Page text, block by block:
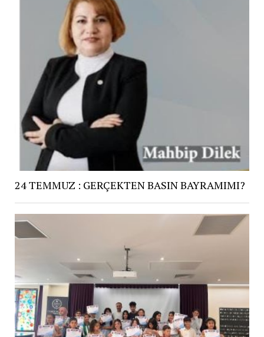
24 TEMMUZ : GERÇEKTEN BASIN BAYRAMIMI?